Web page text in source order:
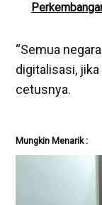
“Semua
digitalisasi, jika
cetusnya.
Mungkin Menarik :